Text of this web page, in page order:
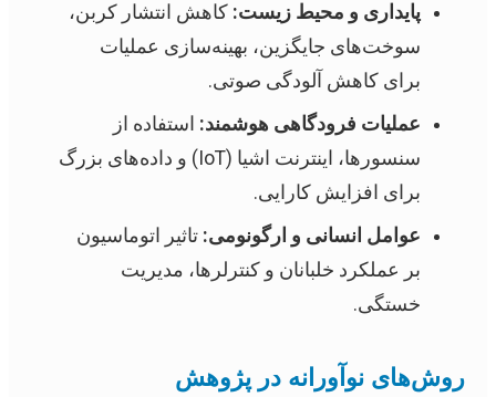
پایداری و محیط زیست: کاهش انتشار کربن،
سوخت‌های جایگزین، بهینه‌سازی عملیات
برای کاهش آلودگی صوتی.
عملیات فرودگاهی هوشمند: استفاده از
سنسورها، اینترنت اشیا (IoT) و داده‌های بزرگ
برای افزایش کارایی.
عوامل انسانی و ارگونومی: تاثیر اتوماسیون
بر عملکرد خلبانان و کنترلرها، مدیریت
خستگی.
روش‌های نوآورانه در پژوهش